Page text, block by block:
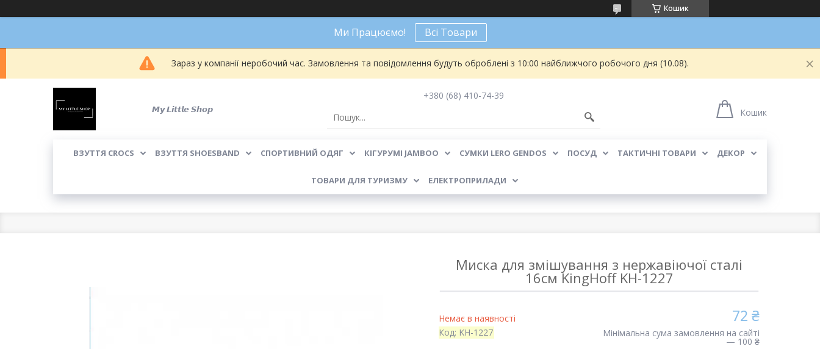
Кошик
Ми Працюємо! Всі Товари
Зараз у компанії неробочий час. Замовлення та повідомлення будуть оброблені з 10:00 найближчого робочого дня (10.08).
𝙈𝙮 𝙇𝙞𝙩𝙩𝙡𝙚 𝙎𝙝𝙤𝙥
+380 (68) 410-74-39
Кошик
ВЗУТТЯ CROCS ВЗУТТЯ SHOESBAND СПОРТИВНИЙ ОДЯГ КІГУРУМІ JAMBOO СУМКИ LERO GENDOS ПОСУД ТАКТИЧНІ ТОВАРИ ДЕКОР
ТОВАРИ ДЛЯ ТУРИЗМУ ЕЛЕКТРОПРИЛАДИ
Миска для змішування з нержавіючої сталі
16см KingHoff KH-1227
Немає в наявності
Код: KH-1227
72 ₴
Мінімальна сума замовлення на сайті
— 100 ₴